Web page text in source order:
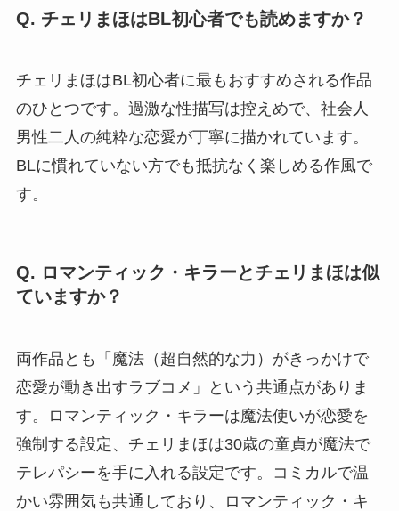
Q. チェリまほはBL初心者でも読めますか？
チェリまほはBL初心者に最もおすすめされる作品
のひとつです。過激な性描写は控えめで、社会人
男性二人の純粋な恋愛が丁寧に描かれています。
BLに慣れていない方でも抵抗なく楽しめる作風で
す。
Q. ロマンティック・キラーとチェリまほは似
ていますか？
両作品とも「魔法（超自然的な力）がきっかけで
恋愛が動き出すラブコメ」という共通点がありま
す。ロマンティック・キラーは魔法使いが恋愛を
強制する設定、チェリまほは30歳の童貞が魔法で
テレパシーを手に入れる設定です。コミカルで温
かい雰囲気も共通しており、ロマンティック・キ